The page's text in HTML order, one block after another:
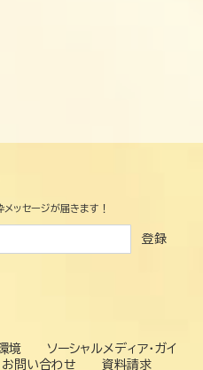
ッセージが届きます！
登録
境
ソーシャルメディア・ガイ
お問い合わせ 資料請求